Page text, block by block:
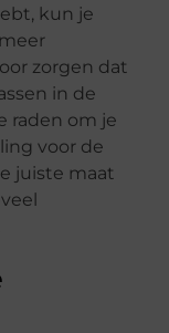
kun je
zorgen dat
in de
raden om je
voor de
juiste maat